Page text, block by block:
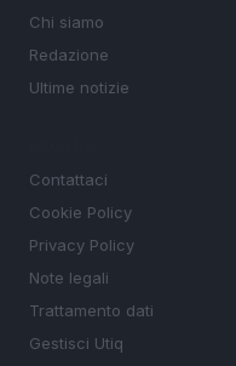
Chi siamo
Redazione
Ultime notizie
Contattaci
Cookie Policy
Privacy Policy
Note legali
Trattamento dati
Gestisci Utiq